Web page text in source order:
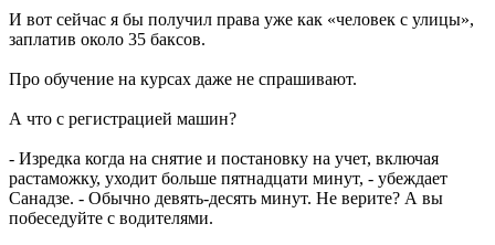
И вот сейчас я бы получил права уже как «человек с улицы»,
заплатив около 35 баксов.
Про обучение на курсах даже не спрашивают.
А что с регистрацией машин?
- Изредка когда на снятие и постановку на учет, включая
растаможку, уходит больше пятнадцати минут, - убеждает
Санадзе. - Обычно девять-десять минут. Не верите? А вы
побеседуйте с водителями.